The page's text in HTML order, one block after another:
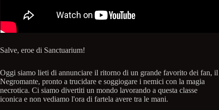
Salve, eroe di Sanctuarium!
Oggi siamo lieti di annunciare il ritorno di un grande favorito dei fan, il
Negromante, pronto a trucidare e soggiogare i nemici con la magia
necrotica. Ci siamo divertiti un mondo lavorando a questa classe
iconica e non vediamo l'ora di fartela avere tra le mani.